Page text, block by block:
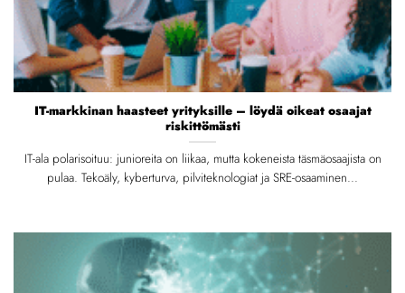
IT-markkinan haasteet yrityksille – löydä oikeat osaajat
riskittömästi
IT-ala polarisoituu: junioreita on liikaa, mutta kokeneista täsmäosaajista on
pulaa. Tekoäly, kyberturva, pilviteknologiat ja SRE-osaaminen...